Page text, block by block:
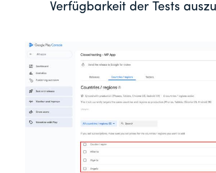
Verfügbarkeit der Tests